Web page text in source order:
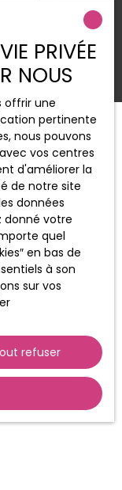
PRIVÉE
NOUS
offrir une
pertinente
nous pouvons
vos centres
d'améliorer la
de notre site
données
donné votre
quel
en bas de
à son
sur vos
refuser